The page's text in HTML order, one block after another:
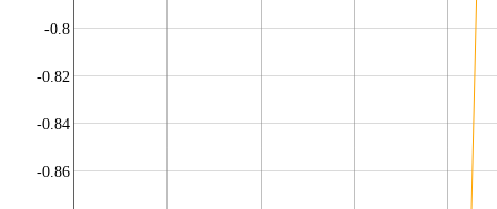
-0.86
-0.84
-0.82
-0.8